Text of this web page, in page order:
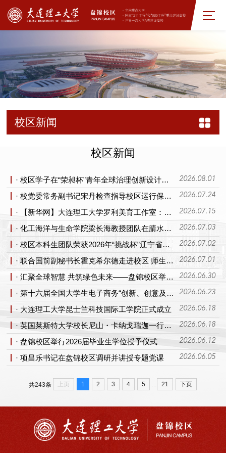
校区新闻
校区新闻
· 校区学子在“荣昶杯”青年全球治理创新设计大赛中斩获佳绩 2026.08.01
· 校党委常务副书记宋丹检查指导校区运行保障和暑期安全工作 2026.07.24
· 【新华网】大连理工大学罗利美育工作室：以“三育三融”构建中华优秀传统文化美育育人路径 2026.07.15
· 化工海洋与生命学院梁长海教授团队在腈水合酶领域取得重要进展 2026.07.03
· 校区本科生团队荣获2026年“挑战杯”辽宁省大学生创业计划竞赛特等奖 2026.07.02
· 联合国前副秘书长霍克希尔德走进校区 师生共话AI浪潮下的全球合作与未来 2026.07.01
· 汇聚全球智慧 共筑绿色未来——盘锦校区举办可持续发展科技国际学术研讨会 2026.06.30
· 第十六届全国大学生电子商务“创新、创意及创业”挑战赛辽宁省选拔赛在校区举办 2026.06.23
· 大连理工大学昆士兰科技国际工学院正式成立 2026.06.18
· 英国莱斯特大学校长尼山・卡纳戈瑞迦一行到访盘锦校区 2026.06.18
· 盘锦校区举行2026届毕业生学位授予仪式 2026.06.12
· 项昌乐书记在盘锦校区调研并讲授专题党课 2026.06.05
共243条 上页 1 2 3 4 5 21 下页